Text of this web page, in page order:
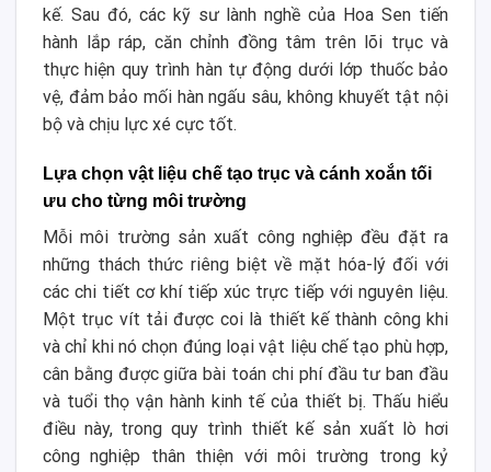
kế. Sau đó, các kỹ sư lành nghề của Hoa Sen tiến
hành lắp ráp, căn chỉnh đồng tâm trên lõi trục và
thực hiện quy trình hàn tự động dưới lớp thuốc bảo
vệ, đảm bảo mối hàn ngấu sâu, không khuyết tật nội
bộ và chịu lực xé cực tốt.
Lựa chọn vật liệu chế tạo trục và cánh xoắn tối
ưu cho từng môi trường
Mỗi môi trường sản xuất công nghiệp đều đặt ra
những thách thức riêng biệt về mặt hóa-lý đối với
các chi tiết cơ khí tiếp xúc trực tiếp với nguyên liệu.
Một trục vít tải được coi là thiết kế thành công khi
và chỉ khi nó chọn đúng loại vật liệu chế tạo phù hợp,
cân bằng được giữa bài toán chi phí đầu tư ban đầu
và tuổi thọ vận hành kinh tế của thiết bị. Thấu hiểu
điều này, trong quy trình thiết kế sản xuất lò hơi
công nghiệp thân thiện với môi trường trong kỷ